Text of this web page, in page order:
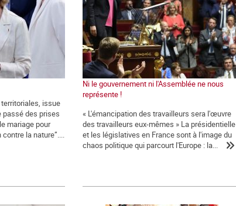
issue
passé des prises
mariage pour
la nature”....
Ni le gouvernement ni l'Assemblée ne nous
représente !
« L'émancipation des travailleurs sera l'œuvre
des travailleurs eux-mêmes » La présidentielle
et les législatives en France sont à l'image du
chaos politique qui parcourt l'Europe : la...